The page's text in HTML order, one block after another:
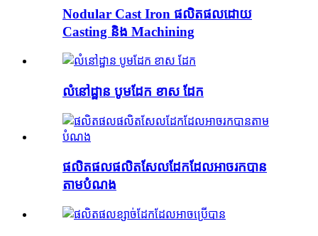
Nodular Cast Iron ផលិតផលដោយ
Casting និង Machining
លំនៅដ្ឋាន បូមដែក ខាស ដែក
ផលិតផល​ផលិត​សែល​ដែក​ដែល​អាច​រក​បាន​
តាម​បំណង